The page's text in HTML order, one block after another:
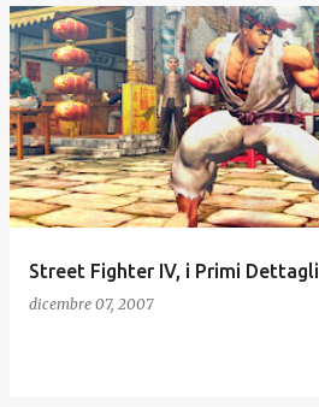
Street Fighter IV, i Primi Dettagli
dicembre 07, 2007